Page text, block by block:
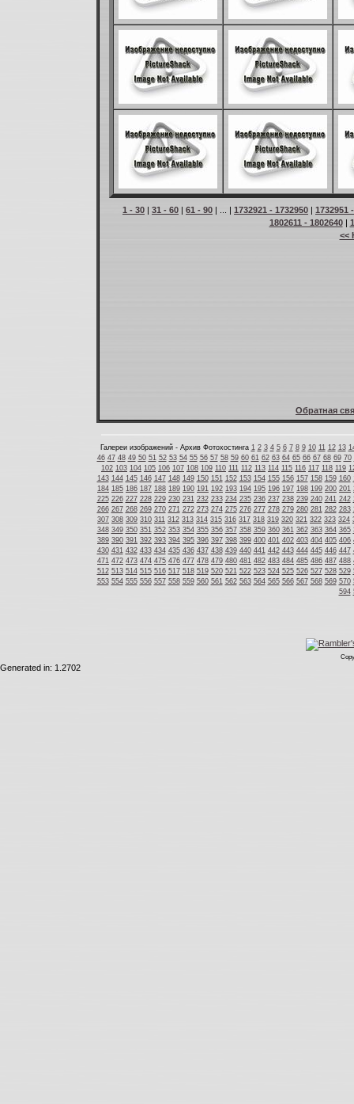
1 - 30 | 31 - 60 | 61 - 90 | ... | 1732921 - 1732950 | 1732951
1802611 - 1802640|
<<
Обратная
Галереи изображений - Архив Фотохостинга 1 2 3 4 5 6 7 8 9 10 11 12 13
46 47 48 49 50 51 52 53 54 55 56 57 58 59 60 61 62 63 64 65 66 67 68 69 70
102 103 104 105 106 107 108 109 110 111 112 113 114 115 116 117 118 119
143 144 145 146 147 148 149 150 151 152 153 154 155 156 157 158 159 160
184 185 186 187 188 189 190 191 192 193 194 195 196 197 198 199 200 201
225 226 227 228 229 230 231 232 233 234 235 236 237 238 239 240 241 242
266 267 268 269 270 271 272 273 274 275 276 277 278 279 280 281 282 283
307 308 309 310 311 312 313 314 315 316 317 318 319 320 321 322 323 324
348 349 350 351 352 353 354 355 356 357 358 359 360 361 362 363 364 365
389 390 391 392 393 394 395 396 397 398 399 400 401 402 403 404 405 406
430 431 432 433 434 435 436 437 438 439 440 441 442 443 444 445 446 447
471 472 473 474 475 476 477 478 479 480 481 482 483 484 485 486 487 488
512 513 514 515 516 517 518 519 520 521 522 523 524 525 526 527 528 529
553 554 555 556 557 558 559 560 561 562 563 564 565 566 567 568 569 570
594
Generated in: 1.2702